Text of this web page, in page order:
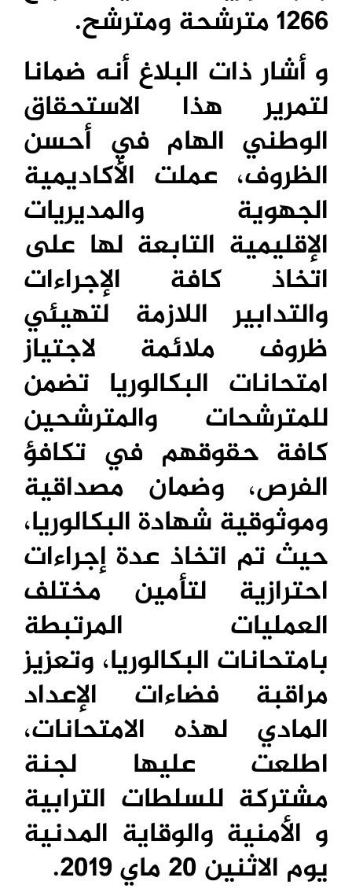
1266مترشحة ومترشح.
و أشار ذات البلاغ أنه ضمانا
لتمرير هذا الاستحقاق
الوطني الهام في أحسن
الظروف، عملت الأكاديمية
الجهوية والمديريات
الإقليمية التابعة لها على
اتخاذ كافة الإجراءات
والتدابير اللازمة لتهيئي
ظروف ملائمة لاجتياز
امتحانات البكالوريا تضمن
للمترشحات والمترشحين
كافة حقوقهم في تكافؤ
الفرص، وضمان مصداقية
وموثوقية شهادة البكالوريا،
حيث تم اتخاذ عدة إجراءات
احترازية لتأمين مختلف
العمليات المرتبطة
بامتحانات البكالوريا، وتعزيز
مراقبة فضاءات الإعداد
المادي لهذه الامتحانات،
اطلعت عليها لجنة
مشتركة للسلطات الترابية
و الأمنية والوقاية المدنية
يوم الاثنين 20 ماي 2019.